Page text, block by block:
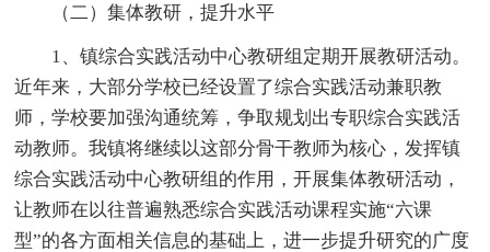
（二）集体教研，提升水平
1、镇综合实践活动中心教研组定期开展教研活动。
近年来，大部分学校已经设置了综合实践活动兼职教
师，学校要加强沟通统筹，争取规划出专职综合实践活
动教师。我镇将继续以这部分骨干教师为核心，发挥镇
综合实践活动中心教研组的作用，开展集体教研活动，
让教师在以往普遍熟悉综合实践活动课程实施“六课
型”的各方面相关信息的基础上，进一步提升研究的广度